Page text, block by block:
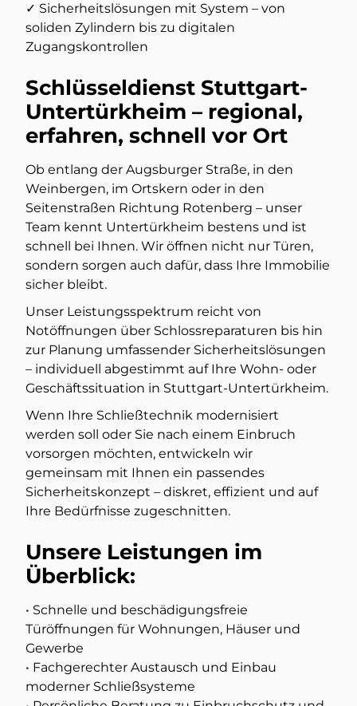
✓ Sicherheitslösungen mit System – von
soliden Zylindern bis zu digitalen
Zugangskontrollen
Schlüsseldienst Stuttgart-
Untertürkheim – regional,
erfahren, schnell vor Ort
Ob entlang der Augsburger Straße, in den
Weinbergen, im Ortskern oder in den
Seitenstraßen Richtung Rotenberg – unser
Team kennt Untertürkheim bestens und ist
schnell bei Ihnen. Wir öffnen nicht nur Türen,
sondern sorgen auch dafür, dass Ihre Immobilie
sicher bleibt.
Unser Leistungsspektrum reicht von
Notöffnungen über Schlossreparaturen bis hin
zur Planung umfassender Sicherheitslösungen
– individuell abgestimmt auf Ihre Wohn- oder
Geschäftssituation in Stuttgart-Untertürkheim.
Wenn Ihre Schließtechnik modernisiert
werden soll oder Sie nach einem Einbruch
vorsorgen möchten, entwickeln wir
gemeinsam mit Ihnen ein passendes
Sicherheitskonzept – diskret, effizient und auf
Ihre Bedürfnisse zugeschnitten.
Unsere Leistungen im
Überblick:
• Schnelle und beschädigungsfreie
Türöffnungen für Wohnungen, Häuser und
Gewerbe
• Fachgerechter Austausch und Einbau
moderner Schließsysteme